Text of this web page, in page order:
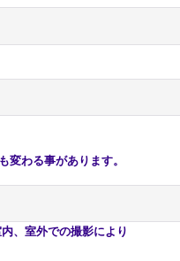
わる事があります。
、室外での撮影により